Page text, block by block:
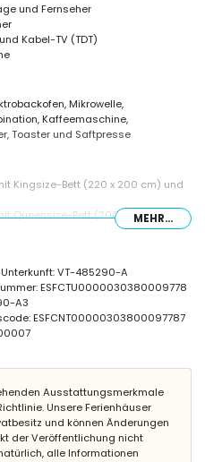
und Fernseher
Kabel-TV (TDT)
Mikrowelle,
Kaffeemaschine,
Toaster und Saftpresse
Kingsize-Bett (220 x 200 cm) und
Queensize-Bett (200 x 160 cm)
Dusche und Toilette
Dusche und Toilette
2 private Parkplätze
MEHR...
VT-485290-A
ESFCTU0000030380009778
A3
ESFCNT00000303800097787
Ausstattungsmerkmale
Unsere Ferienhäuser
und können Änderungen
der Veröffentlichung nicht
alle Informationen